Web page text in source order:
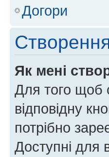
Догори
Як мені
Для того щоб
відповідну
потрібно
Доступні для